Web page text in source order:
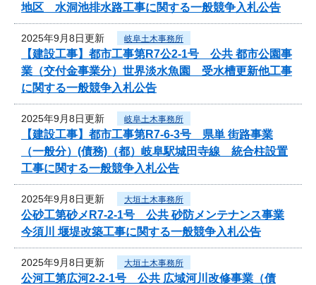
地区 水洞池排水路工事に関する一般競争入札公告
2025年9月8日更新 岐阜土木事務所
【建設工事】都市工事第R7公2-1号 公共 都市公園事
業（交付金事業分）世界淡水魚園 受水槽更新他工事
に関する一般競争入札公告
2025年9月8日更新 岐阜土木事務所
【建設工事】都市工事第R7-6-3号 県単 街路事業
（一般分）(債務)（都）岐阜駅城田寺線 統合柱設置
工事に関する一般競争入札公告
2025年9月8日更新 大垣土木事務所
公砂工第砂メR7-2-1号 公共 砂防メンテナンス事業
今須川 堰堤改築工事に関する一般競争入札公告
2025年9月8日更新 大垣土木事務所
公河工第広河2-2-1号 公共 広域河川改修事業（債